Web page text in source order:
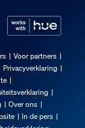
Voor partners
Privacyverklaring
Over ons
In de pers